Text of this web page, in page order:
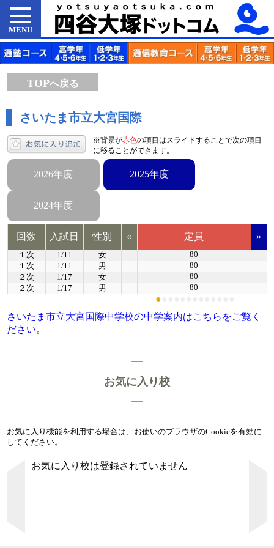
MENU
TOPへ戻る
さいたま市立大宮国際
※背景が赤色の項目はスライドすることで次の項目
に移ることができます。
2026年度 2025年度
2024年度
回数 入試日 性別 « 定員 »
１次 1/11 女
80
１次
1/11 男
80
２次
1/17 女
80
２次
1/17 男 80
●
さいたま市立大宮国際中学校の中学案内はこちらをご覧く
ださい。
お気に入り校
お気に入り機能を利用する場合は、お使いのブラウザのCookieを有効に
してください。
お気に入り校は登録されていません